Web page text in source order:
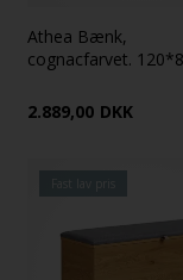
Athea Bænk,
cognacfarvet.
2.889,00 DKK